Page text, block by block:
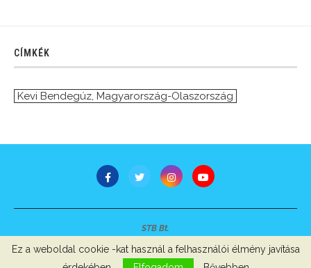
CÍMKÉK
Kevi Bendegúz Magyarország-Olaszország
STB Bt.
Minden jog fenntartva © 2007-2022
Szerzői jogok, adatvédelem- Impresszum
Ez a weboldal cookie -kat használ a felhasználói élmény javítása